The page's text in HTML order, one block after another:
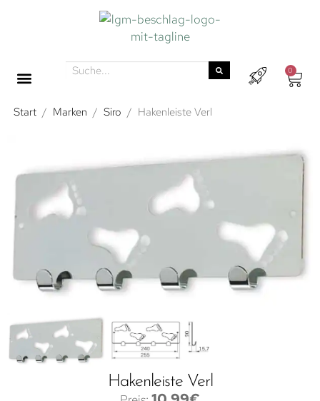
0
Start / Marken / Siro / Hakenleiste Verl
Hakenleiste Verl